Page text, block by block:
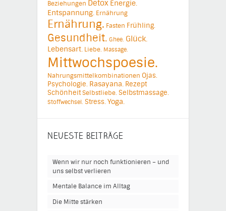
Beziehungen Detox Energie.
Entspannung. Ernährung
Ernährung. Fasten Frühling.
Gesundheit. Ghee. Glück.
Lebensart. Liebe. Massage.
Mittwochspoesie.
Nahrungsmittelkombinationen Ojas.
Psychologie. Rasayana. Rezept
SchönheitSelbstliebe. Selbstmassage.
Stoffwechsel. Stress.Yoga.
NEUESTE BEITRÄGE
Wenn wir nur noch funktionieren – und
uns selbst verlieren
Mentale Balance im Alltag
Die Mitte stärken